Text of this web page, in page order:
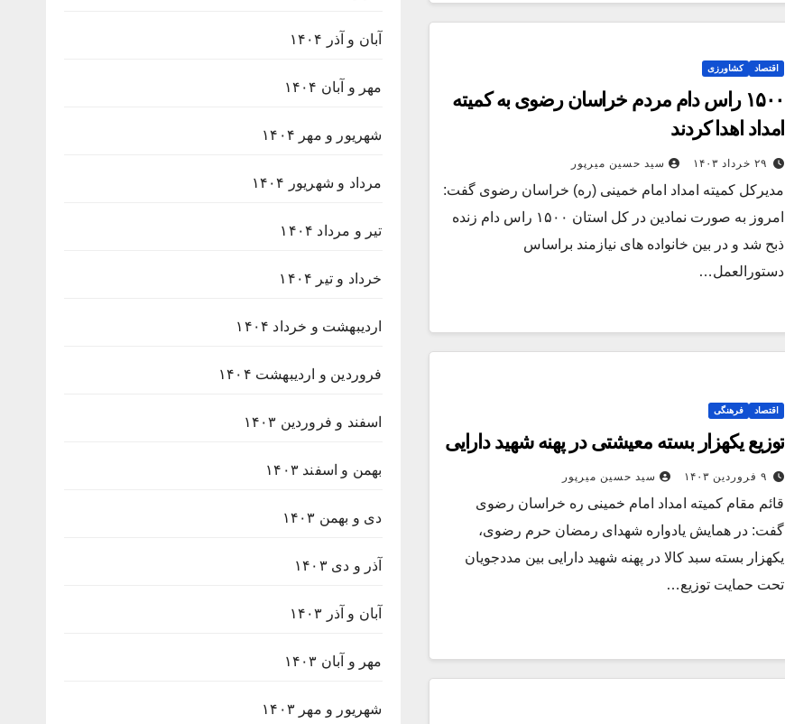
اقتصاد کشاورزی
۱۵۰۰ راس دام مردم خراسان رضوی به کمیته
امداد اهدا کردند
۲۹ خرداد ۱۴۰۳ سید حسین میرپور
مدیرکل کمیته امداد امام خمینی (ره) خراسان رضوی گفت:
امروز به صورت نمادین در کل استان ۱۵۰۰ راس دام زنده
ذبح شد و در بین خانواده های نیازمند براساس
دستورالعمل…
اقتصاد فرهنگی
توزیع یکهزار بسته معیشتی در پهنه شهید دارایی
۹ فروردین ۱۴۰۳ سید حسین میرپور
قائم مقام کمیته امداد امام خمینی ره خراسان رضوی
گفت: در همایش یادواره شهدای رمضان حرم رضوی،
یکهزار بسته سبد کالا در پهنه شهید دارایی بین مددجویان
تحت حمایت توزیع…
آبان و آذر ۱۴۰۴
مهر و آبان ۱۴۰۴
شهریور و مهر ۱۴۰۴
مرداد و شهریور ۱۴۰۴
تیر و مرداد ۱۴۰۴
خرداد و تیر ۱۴۰۴
اردیبهشت و خرداد ۱۴۰۴
فروردین و اردیبهشت ۱۴۰۴
اسفند و فروردین ۱۴۰۳
بهمن و اسفند ۱۴۰۳
دی و بهمن ۱۴۰۳
آذر و دی ۱۴۰۳
آبان و آذر ۱۴۰۳
مهر و آبان ۱۴۰۳
شهریور و مهر ۱۴۰۳